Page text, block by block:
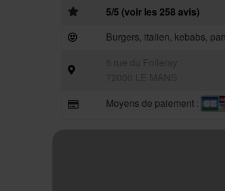
5/5 (voir les 258 avis)
Burgers, italien, kebabs,
Moyens de paiement :